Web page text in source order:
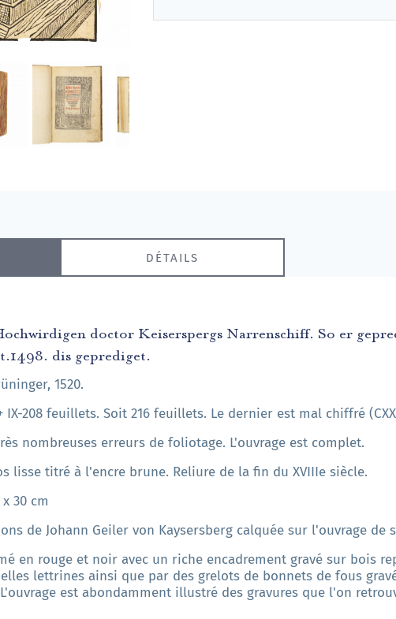
DÉTAILS
doctor Keiserspergs Narrenschiff. So er
dis geprediget.
1520.
IX-208 feuillets. Soit 216 feuillets. Le dernier est mal chiffré
nombreuses erreurs de foliotage. L'ouvrage est complet.
lisse titré à l'encre brune. Reliure de la fin du XVIIIe siècle.
30 cm
de Johann Geiler von Kaysersberg calquée sur l'ouvrage de
en rouge et noir avec un riche encadrement gravé sur bois
lettrines ainsi que par des grelots de bonnets de fous
est abondamment illustré des gravures que l'on